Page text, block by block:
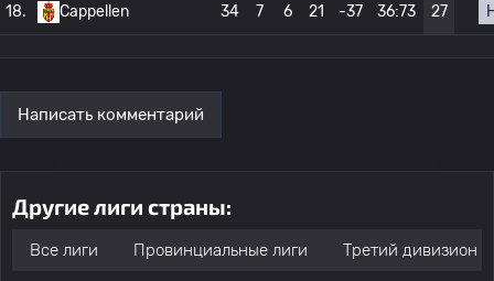
18. Cappellen 34 7 6 21 -37 36:73 27
Написать комментарий
Другие лиги страны:
Все лиги Провинциальные лиги Третий дивизион